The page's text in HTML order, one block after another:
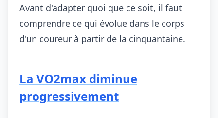
Avant d'adapter quoi que ce soit, il faut
comprendre ce qui évolue dans le corps
d'un coureur à partir de la cinquantaine.
La VO2max diminue
progressivement